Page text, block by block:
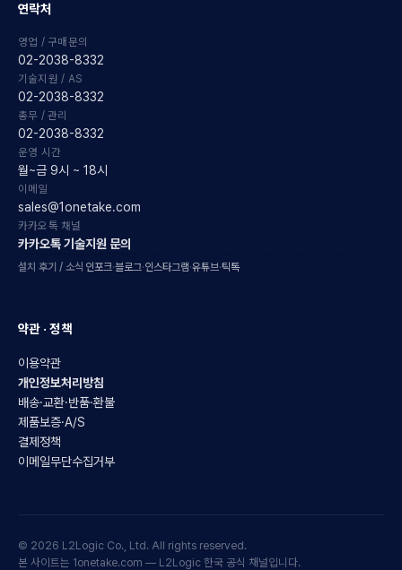
연락처
영업 / 구매문의
02-2038-8332
기술지원 / AS
02-2038-8332
총무 / 관리
02-2038-8332
운영 시간
월~금 9시 ~ 18시
이메일
sales@1onetake.com
카카오톡 채널
카카오톡 기술지원 문의
설치 후기 / 소식 인포크·블로그·인스타그램·유튜브·틱톡
약관 · 정책
이용약관
개인정보처리방침
배송·교환·반품·환불
제품보증·A/S
결제정책
이메일무단수집거부
© 2026 L2Logic Co., Ltd. All rights reserved.
본 사이트는 1onetake.com — L2Logic 한국 공식 채널입니다.